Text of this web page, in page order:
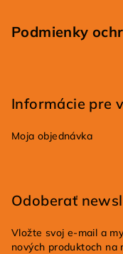
Podmienky
Informácie pre
Moja objednávka
Odoberať
Vložte svoj e-mail a
nových produktoch na